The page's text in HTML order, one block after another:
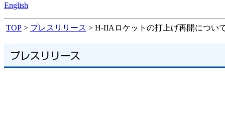
English
TOP > プレスリリース > H-IIAロケットの打上げ再開につい